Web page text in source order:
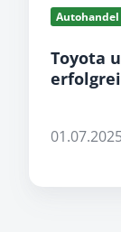
Autohandel
Toyota